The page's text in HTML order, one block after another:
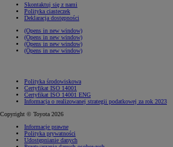
Skontaktuj się z nami
Polityka ciasteczek
Deklaracja dostępności
(Opens in new window)
(Opens in new window)
(Opens in new window)
(Opens in new window)
Polityka środowiskowa
Certyfikat ISO 14001
Certyfikat ISO 14001 ENG
Informacja o realizowanej strategii podatkowej za rok 2023
Copyright © Toyota 2026
Informacje prawne
Polityka prywatności
Udostępnianie danych